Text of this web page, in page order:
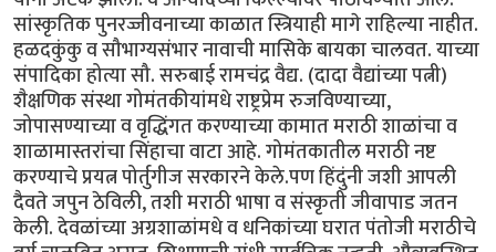
सांस्कृतिक पुनरज्जीवनाच्या काळात स्त्रियाही मागे राहिल्या नाहीत.
हळदकुंकु व सौभाग्यसंभार नावाची मासिके बायका चालवत. याच्या
संपादिका होत्या सौ. सरुबाई रामचंद्र वैद्य. (दादा वैद्यांच्या पत्नी)
शैक्षणिक संस्था गोमंतकीयांमधे राष्ट्रप्रेम रुजविण्याच्या,
जोपासण्याच्या व वृद्धिंगत करण्याच्या कामात मराठी शाळांचा व
शाळामास्तरांचा सिंहाचा वाटा आहे. गोमंतकातील मराठी नष्ट
करण्याचे प्रयत्न पोर्तुगीज सरकारने केले.पण हिंदुंनी जशी आपली
दैवते जपुन ठेविली, तशी मराठी भाषा व संस्कृती जीवापाड जतन
केली. देवळांच्या अग्रशाळांमधे व धनिकांच्या घरात पंतोजी मराठीचे